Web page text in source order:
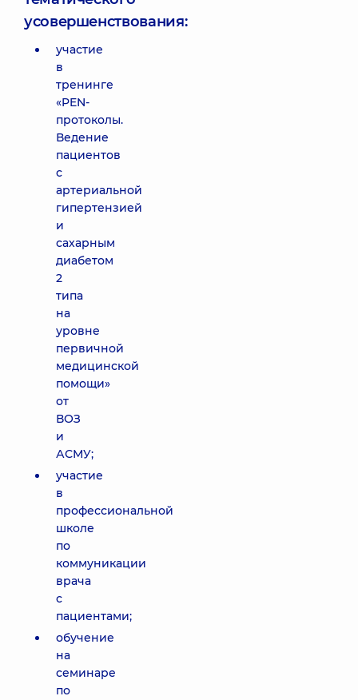
усовершенствования:
участие
в
тренинге
«PEN-
протоколы.
Ведение
пациентов
с
артериальной
гипертензией
и
сахарным
диабетом
2
типа
на
уровне
первичной
медицинской
помощи»
от
ВОЗ
и
АСМУ;
участие
в
профессиональной
школе
по
коммуникации
врача
с
пациентами;
обучение
на
семинаре
по